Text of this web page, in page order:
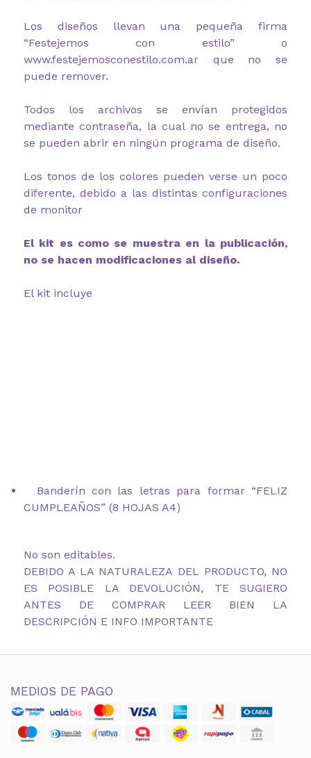
Los diseños llevan una pequeña firma
“Festejemos con estilo” o
www.festejemosconestilo.com.ar que no se
puede remover.
Todos los archivos se envían protegidos
mediante contraseña, la cual no se entrega, no
se pueden abrir en ningún programa de diseño.
Los tonos de los colores pueden verse un poco
diferente, debido a las distintas configuraciones
de monitor
El kit es como se muestra en la publicación,
no se hacen modificaciones al diseño.
El kit incluye
Banderín con las letras para formar “FELIZ
CUMPLEAÑOS” (8 HOJAS A4)
No son editables.
DEBIDO A LA NATURALEZA DEL PRODUCTO, NO
ES POSIBLE LA DEVOLUCIÓN, TE SUGIERO
ANTES DE COMPRAR LEER BIEN LA
DESCRIPCIÓN E INFO IMPORTANTE
MEDIOS DE PAGO